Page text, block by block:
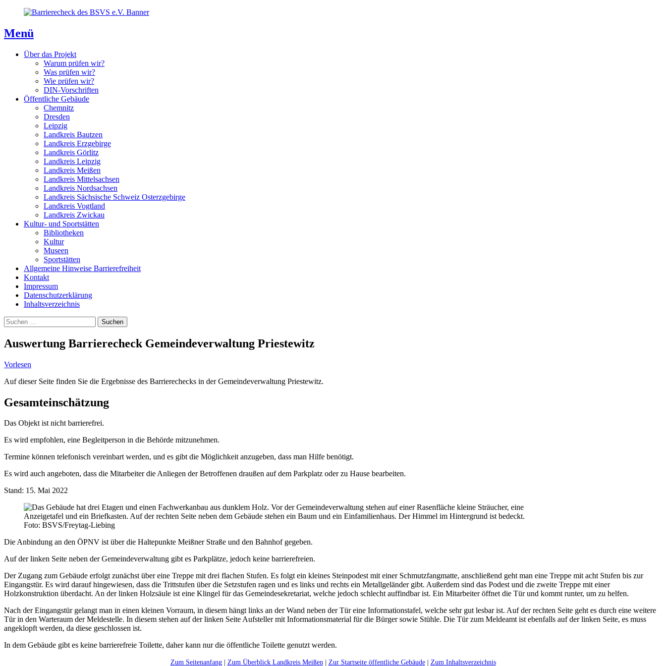
Inhaltsverzeichnis
Kontaktseite
Inhalt
Menü
Über das Projekt
Warum prüfen wir?
Was prüfen wir?
Wie prüfen wir?
DIN-Vorschriften
Öffentliche Gebäude
Chemnitz
Dresden
Leipzig
Landkreis Bautzen
Landkreis Erzgebirge
Landkreis Görlitz
Landkreis Leipzig
Landkreis Meißen
Landkreis Mittelsachsen
Landkreis Nordsachsen
Landkreis Sächsische Schweiz Osterzgebirge
Landkreis Vogtland
Landkreis Zwickau
Kultur- und Sportstätten
Bibliotheken
Kultur
Museen
Sportstätten
Allgemeine Hinweise Barrierefreiheit
Kontakt
Impressum
Datenschutzerklärung
Inhaltsverzeichnis
Suche
Suchen
nach:
Auswertung Barrierecheck Gemeindeverwaltung Priestewitz
Vorlesen
Auf dieser Seite finden Sie die Ergebnisse des Barrierechecks in der Gemeindeverwaltung Priestewitz.
Gesamteinschätzung
Das Objekt ist nicht barrierefrei.
Es wird empfohlen, eine Begleitperson in die Behörde mitzunehmen.
Termine können telefonisch vereinbart werden, und es gibt die Möglichkeit anzugeben, dass man Hilfe benötigt.
Es wird auch angeboten, dass die Mitarbeiter die Anliegen der Betroffenen draußen auf dem Parkplatz oder zu Hause bearbeiten.
Stand: 15. Mai 2022
Foto: BSVS/Freytag-Liebing
Die Anbindung an den ÖPNV ist über die Haltepunkte Meißner Straße und den Bahnhof gegeben.
Auf der linken Seite neben der Gemeindeverwaltung gibt es Parkplätze, jedoch keine barrierefreien.
Der Zugang zum Gebäude erfolgt zunächst über eine Treppe mit drei flachen Stufen. Es folgt ein kleines Steinpodest mit einer Schmutzfangmatte, anschließend geht man eine Treppe mit acht Stufen bis zur
Eingangstür. Es wird darauf hingewiesen, dass die Trittstufen über die Setzstufen ragen und es links und rechts ein Metallgeländer gibt. Außerdem sind das Podest und die zweite Treppe mit einer
Holzkonstruktion überdacht. An der linken Holzsäule ist eine Klingel für das Gemeindesekretariat, welche jedoch schlecht auffindbar ist. Ein Mitarbeiter öffnet die Tür und kommt runter, um zu helfen.
Nach der Eingangstür gelangt man in einen kleinen Vorraum, in diesem hängt links an der Wand neben der Tür eine Informationstafel, welche sehr gut lesbar ist. Auf der rechten Seite geht es durch eine weitere
Tür in den Warteraum der Meldestelle. In diesem stehen auf der linken Seite Aufsteller mit Informationsmaterial für die Bürger sowie Stühle. Die Tür zum Meldeamt ist ebenfalls auf der linken Seite, es muss
angeklopft werden, da diese geschlossen ist.
In dem Gebäude gibt es keine barrierefreie Toilette, daher kann nur die öffentliche Toilette genutzt werden.
Zum Seitenanfang| Zum Überblick Landkreis Meißen| Zur Startseite öffentliche Gebäude| Zum Inhaltsverzeichnis